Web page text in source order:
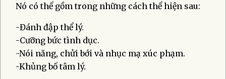
Nó có thể gồm trong những cách thể hiện sau:
-Đánh đập thể lý.
-Cưỡng bức tình dục.
-Nói năng, chửi bới và nhục mạ xúc phạm.
-Khủng bố tâm lý.